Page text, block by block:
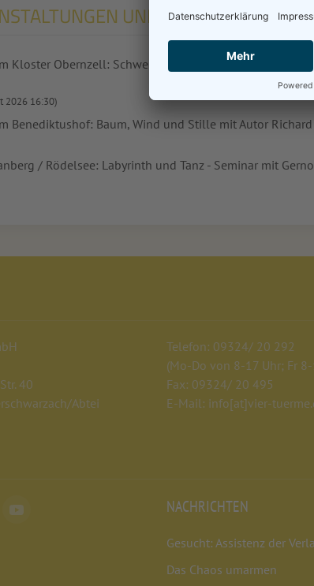
UND LESUNGEN
2026 16:30)
40
Abtei
Telefon: 09324/ 20 292
(Mo-Do von 8-17 Uhr; Fr
Fax: 09324/ 20 495
E-Mail: info[at]vier-
NACHRICHTEN
Gesucht: Assistenz der
Das Chaos umarmen